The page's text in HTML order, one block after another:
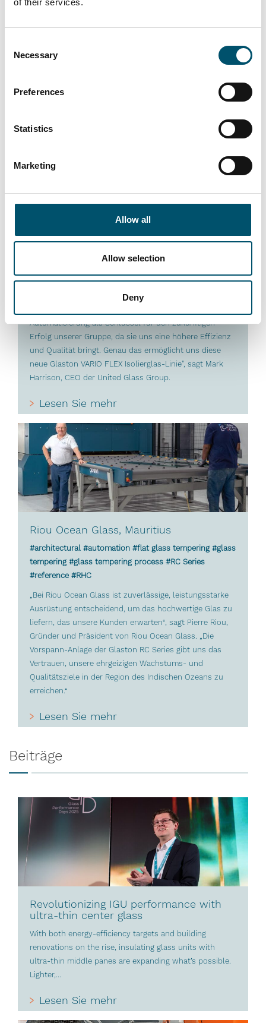
Selection
Necessary
Preferences
Statistics
Marketing
Allow all
Allow selection
Deny
demand for striking, impressive glass architecture,” says
glass #reference #VARIO
"Bei Premier DGU wollten wir Dreifach-Isolierglas-
Einheiten mit unterschiedlichen Abstandhalterbreiten
Automatisierung als Schlüssel für den zukünftigen
Erfolg unserer Gruppe, da sie uns eine höhere Effizienz
und Qualität bringt. Genau das ermöglicht uns diese
neue Glaston VARIO FLEX Isolierglas-Linie", sagt Mark
Harrison, CEO der United Glass Group.
Lesen Sie mehr
Riou Ocean Glass, Mauritius
#architectural #automation #flat glass tempering #glass
tempering #glass tempering process #RC Series
#reference #RHC
„Bei Riou Ocean Glass ist zuverlässige, leistungsstarke
Ausrüstung entscheidend, um das hochwertige Glas zu
liefern, das unsere Kunden erwarten“, sagt Pierre Riou,
Gründer und Präsident von Riou Ocean Glass. „Die
Vorspann-Anlage der Glaston RC Series gibt uns das
Vertrauen, unsere ehrgeizigen Wachstums- und
Qualitätsziele in der Region des Indischen Ozeans zu
erreichen.“
Lesen Sie mehr
Beiträge
Revolutionizing IGU performance with
ultra-thin center glass
With both energy-efficiency targets and building
renovations on the rise, insulating glass units with
ultra-thin middle panes are expanding what’s possible.
Lighter,...
Lesen Sie mehr